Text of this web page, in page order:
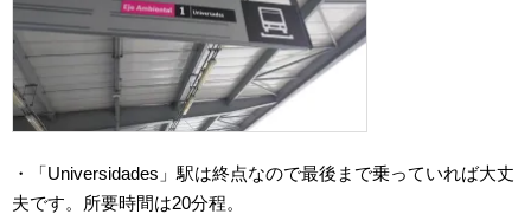
・「Universidades」駅は終点なので最後まで乗っていれば大丈
夫です。所要時間は20分程。